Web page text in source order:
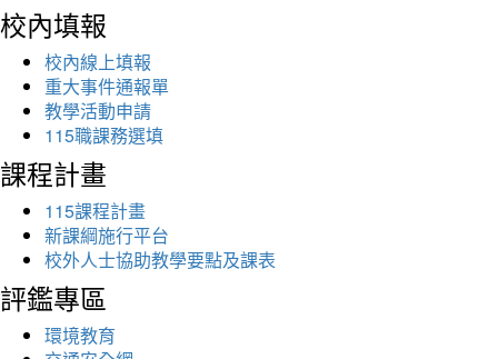
校內填報
校內線上填報
重大事件通報單
教學活動申請
115職課務選填
課程計畫
115課程計畫
新課綱施行平台
校外人士協助教學要點及課表
評鑑專區
環境教育